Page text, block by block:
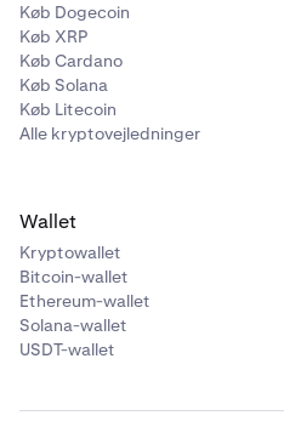
Køb Dogecoin
Køb XRP
Køb Cardano
Køb Solana
Køb Litecoin
Alle kryptovejledninger
Wallet
Kryptowallet
Bitcoin-wallet
Ethereum-wallet
Solana-wallet
USDT-wallet